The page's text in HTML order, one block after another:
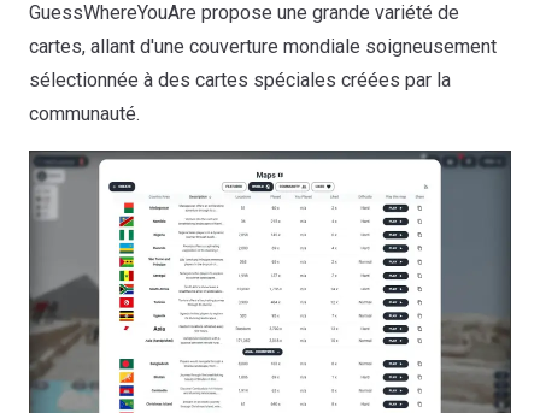
GuessWhereYouAre propose une grande variété de
cartes, allant d'une couverture mondiale soigneusement
sélectionnée à des cartes spéciales créées par la
communauté.